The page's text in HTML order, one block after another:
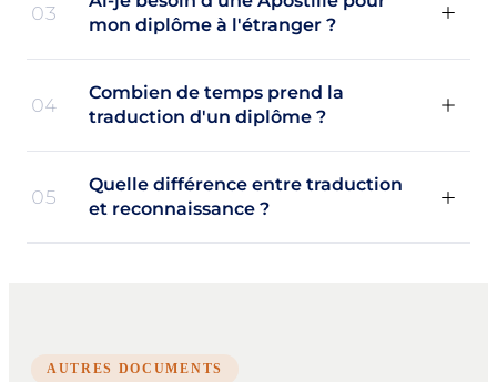
03
mon diplôme à l'étranger ?
04
Combien de temps prend la
traduction d'un diplôme ?
05
Quelle différence entre traduction
et reconnaissance ?
AUTRES DOCUMENTS